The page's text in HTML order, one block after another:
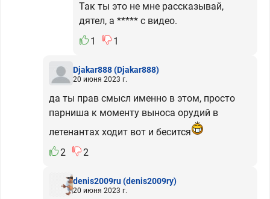
Так ты это не мне рассказывай,
дятел, а ***** с видео.
1
1
Djakar888(Djakar888)
20 июня 2023 г.
да ты прав смысл именно в этом, просто
парниша к моменту выноса орудий в
летенантах ходит вот и бесится
2
2
denis2009ru(denis2009ry)
20 июня 2023 г.